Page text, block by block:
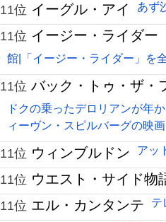
11位 イーグル・アイ あず
11位 イージー・ライダー
館|「イージー・ライダー」を
11位 バック・トゥ・ザ・
ドクの乗ったデロリアンが年
ィーヴン・スピルバーグの映画
11位 ウィンブルドン アッ
11位 ウエスト・サイド物
11位 エル・カンタンテ テ